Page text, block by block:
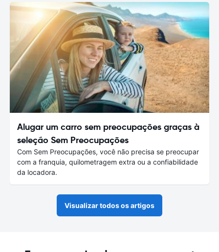
Alugar um carro sem preocupações graças à
seleção Sem Preocupações
Com Sem Preocupações, você não precisa se preocupar
com a franquia, quilometragem extra ou a confiabilidade
da locadora.
Visualizar todos os artigos